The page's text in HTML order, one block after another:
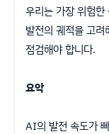
우리는 가장 위험
발전의 궤적을 고
점검해야 합니다.
요악
AI의 발전 속도가